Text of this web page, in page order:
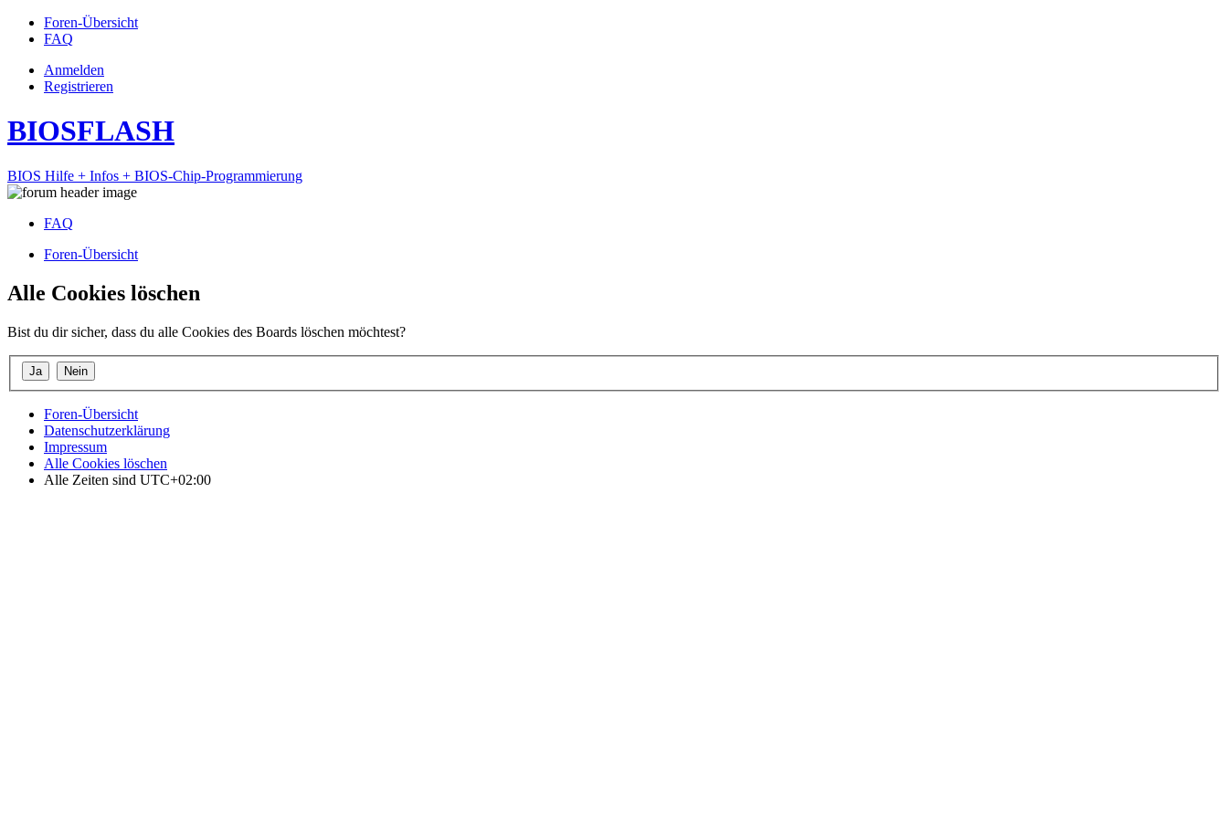
Foren-Übersicht
FAQ
Anmelden
Registrieren
BIOSFLASH
BIOS Hilfe + Infos + BIOS-Chip-Programmierung
FAQ
Foren-Übersicht
Alle Cookies löschen
Bist du dir sicher, dass du alle Cookies des Boards löschen möchtest?
Foren-Übersicht
Datenschutzerklärung
Impressum
Alle Cookies löschen
Alle Zeiten sind UTC+02:00